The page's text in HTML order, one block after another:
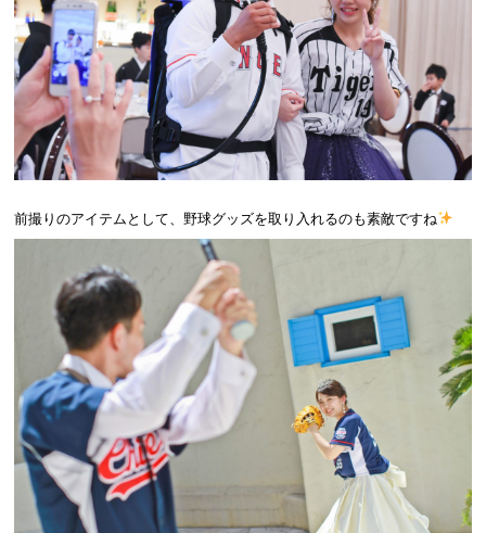
前撮りのアイテムとして、野球グッズを取り入れるのも素敵ですね